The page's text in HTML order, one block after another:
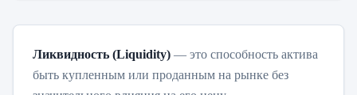
Ликвидность (Liquidity) — это способность актива
быть купленным или проданным на рынке без